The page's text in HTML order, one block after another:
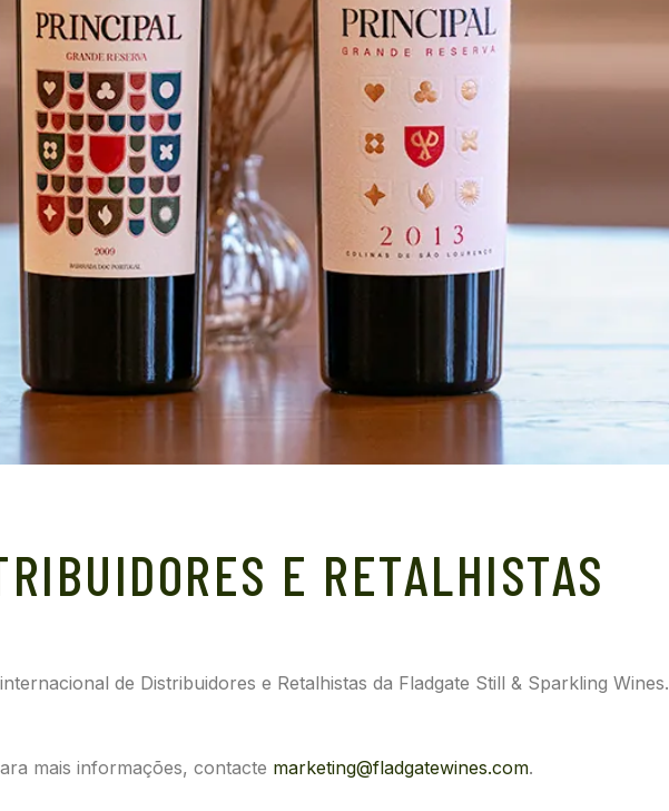
E RETALHISTAS
de Distribuidores e Retalhistas da Fladgate Still & Sparkling Wines.
mais informações, contacte marketing@fladgatewines.com.